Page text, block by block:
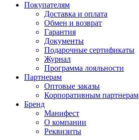
Покупателям
Доставка и оплата
Обмен и возврат
Гарантия
Документы
Подарочные сертификаты
Журнал
Программа лояльности
Партнерам
Оптовые заказы
Корпоративным партнерам
Бренд
Манифест
О компании
Реквизиты